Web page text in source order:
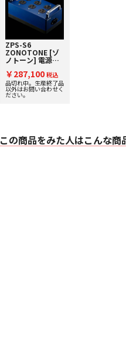
ZPS-S6
ZONOTONE [ゾ
ノトーン] 電源ボ
￥287,100 税込
品切れ中。生産終了品
以外はお問い合わせく
ださい。
この商品をみた人はこんな商